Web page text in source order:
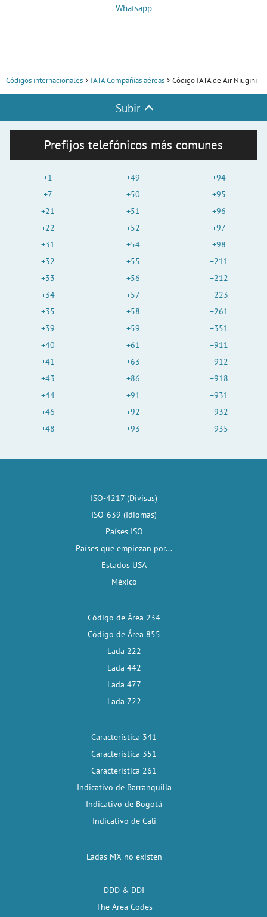
Whatsapp
Códigos internacionales IATA Compañías aéreas Código IATA de Air Niugini
Subir
Prefijos telefónicos más comunes
+1
+7
+21
+22
+31
+32
+33
+34
+35
+39
+40
+41
+43
+44
+46
+48
+49
+50
+51
+52
+54
+55
+56
+57
+58
+59
+61
+63
+86
+91
+92
+93
+94
+95
+96
+97
+98
+211
+212
+223
+261
+351
+911
+912
+918
+931
+932
+935
ISO-4217 (Divisas)
ISO-639 (Idiomas)
Países ISO
Países que empiezan por...
Estados USA
México
Código de Área 234
Código de Área 855
Lada 222
Lada 442
Lada 477
Lada 722
Característica 341
Característica 351
Característica 261
Indicativo de Barranquilla
Indicativo de Bogotá
Indicativo de Cali
Ladas MX no existen
DDD & DDI
The Area Codes